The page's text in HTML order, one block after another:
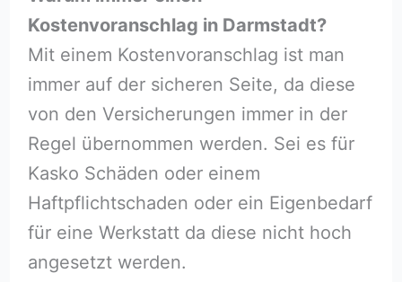
Kostenvoranschlag in Darmstadt?
Mit einem Kostenvoranschlag ist man
immer auf der sicheren Seite, da diese
von den Versicherungen immer in der
Regel übernommen werden. Sei es für
Kasko Schäden oder einem
Haftpflichtschaden oder ein Eigenbedarf
für eine Werkstatt da diese nicht hoch
angesetzt werden.